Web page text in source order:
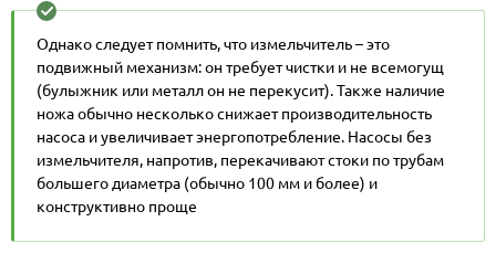
защиту от засоров – нож измельчает тряпки, бумагу,
волосы и др.
Однако следует помнить, что измельчитель – это
подвижный механизм: он требует чистки и не всемогущ
(булыжник или металл он не перекусит). Также наличие
ножа обычно несколько снижает производительность
насоса и увеличивает энергопотребление. Насосы без
измельчителя, напротив, перекачивают стоки по трубам
большего диаметра (обычно 100 мм и более) и
конструктивно проще